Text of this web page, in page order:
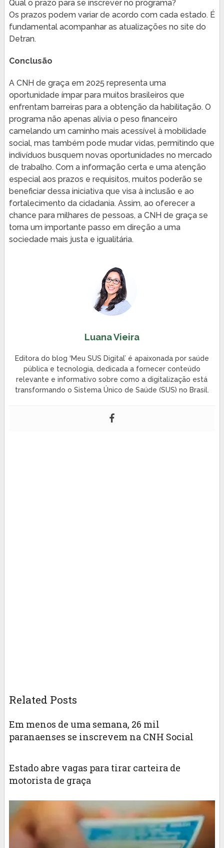
Qual o prazo para se inscrever no programa?
Os prazos podem variar de acordo com cada estado. É
fundamental acompanhar as atualizações no site do
Detran.
Conclusão
A CNH de graça em 2025 representa uma
oportunidade ímpar para muitos brasileiros que
enfrentam barreiras para a obtenção da habilitação. O
programa não apenas alivia o peso financeiro
camelando um caminho mais acessível à mobilidade
social, mas também pode mudar vidas, permitindo que
indivíduos busquem novas oportunidades no mercado
de trabalho. Com a informação certa e uma atenção
especial aos prazos e requisitos, muitos poderão se
beneficiar dessa iniciativa que visa à inclusão e ao
fortalecimento da cidadania. Assim, ao oferecer a
chance para milhares de pessoas, a CNH de graça se
torna um importante passo em direção a uma
sociedade mais justa e igualitária.
Luana Vieira
Editora do blog ‘Meu SUS Digital’ é apaixonada por saúde
pública e tecnologia, dedicada a fornecer conteúdo
relevante e informativo sobre como a digitalização está
transformando o Sistema Único de Saúde (SUS) no Brasil.
Related Posts
Em menos de uma semana, 26 mil
paranaenses se inscrevem na CNH Social
Estado abre vagas para tirar carteira de
motorista de graça